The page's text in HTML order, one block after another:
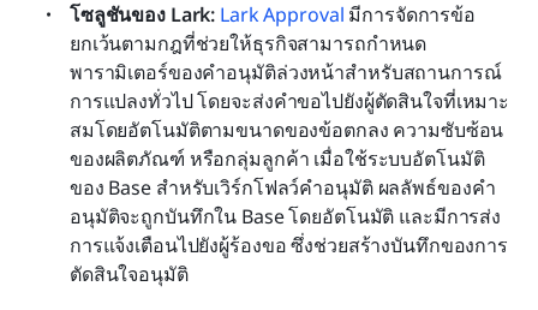
โซลูชันของ Lark: Lark Approval มีการจัดการข้อ
ยกเว้นตามกฎที่ช่วยให้ธุรกิจสามารถกำหนด
พารามิเตอร์ของคำอนุมัติล่วงหน้าสำหรับสถานการณ์
การแปลงทั่วไป โดยจะส่งคำขอไปยังผู้ตัดสินใจที่เหมาะ
สมโดยอัตโนมัติตามขนาดของข้อตกลง ความซับซ้อน
ของผลิตภัณฑ์ หรือกลุ่มลูกค้า เมื่อใช้ระบบอัตโนมัติ
ของ Base สำหรับเวิร์กโฟลว์คำอนุมัติ ผลลัพธ์ของคำ
อนุมัติจะถูกบันทึกใน Base โดยอัตโนมัติ และมีการส่ง
การแจ้งเตือนไปยังผู้ร้องขอ ซึ่งช่วยสร้างบันทึกของการ
ตัดสินใจอนุมัติ